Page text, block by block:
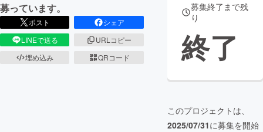
募っています。
ポスト
シェア
LINEで送る
URLコピー
埋め込み
QRコード
募集終了まで残
り
終了
このプロジェクトは、
2025/07/31に募集を開始